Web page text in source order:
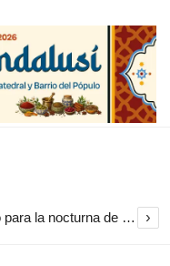
Sorteados los toros de San Pelayo para la nocturna de rejones en El Puerto de Santa María ›